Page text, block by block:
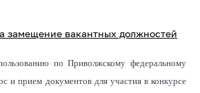
замещение вакантных должностей
по Приволжскому федеральному
и прием документов для участия в конкурсе